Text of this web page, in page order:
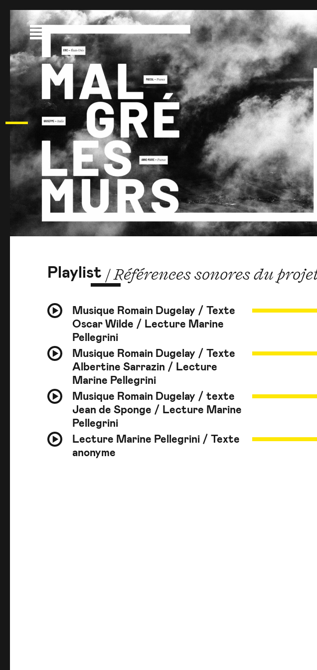
Playlist / Références sonores du
Musique Romain Dugelay / Texte
Oscar Wilde / Lecture Marine
Pellegrini
Musique Romain Dugelay / Texte
Albertine Sarrazin / Lecture
Marine Pellegrini
Musique Romain Dugelay / texte
Jean de Sponge / Lecture Marine
Pellegrini
Lecture Marine Pellegrini / Texte
anonyme